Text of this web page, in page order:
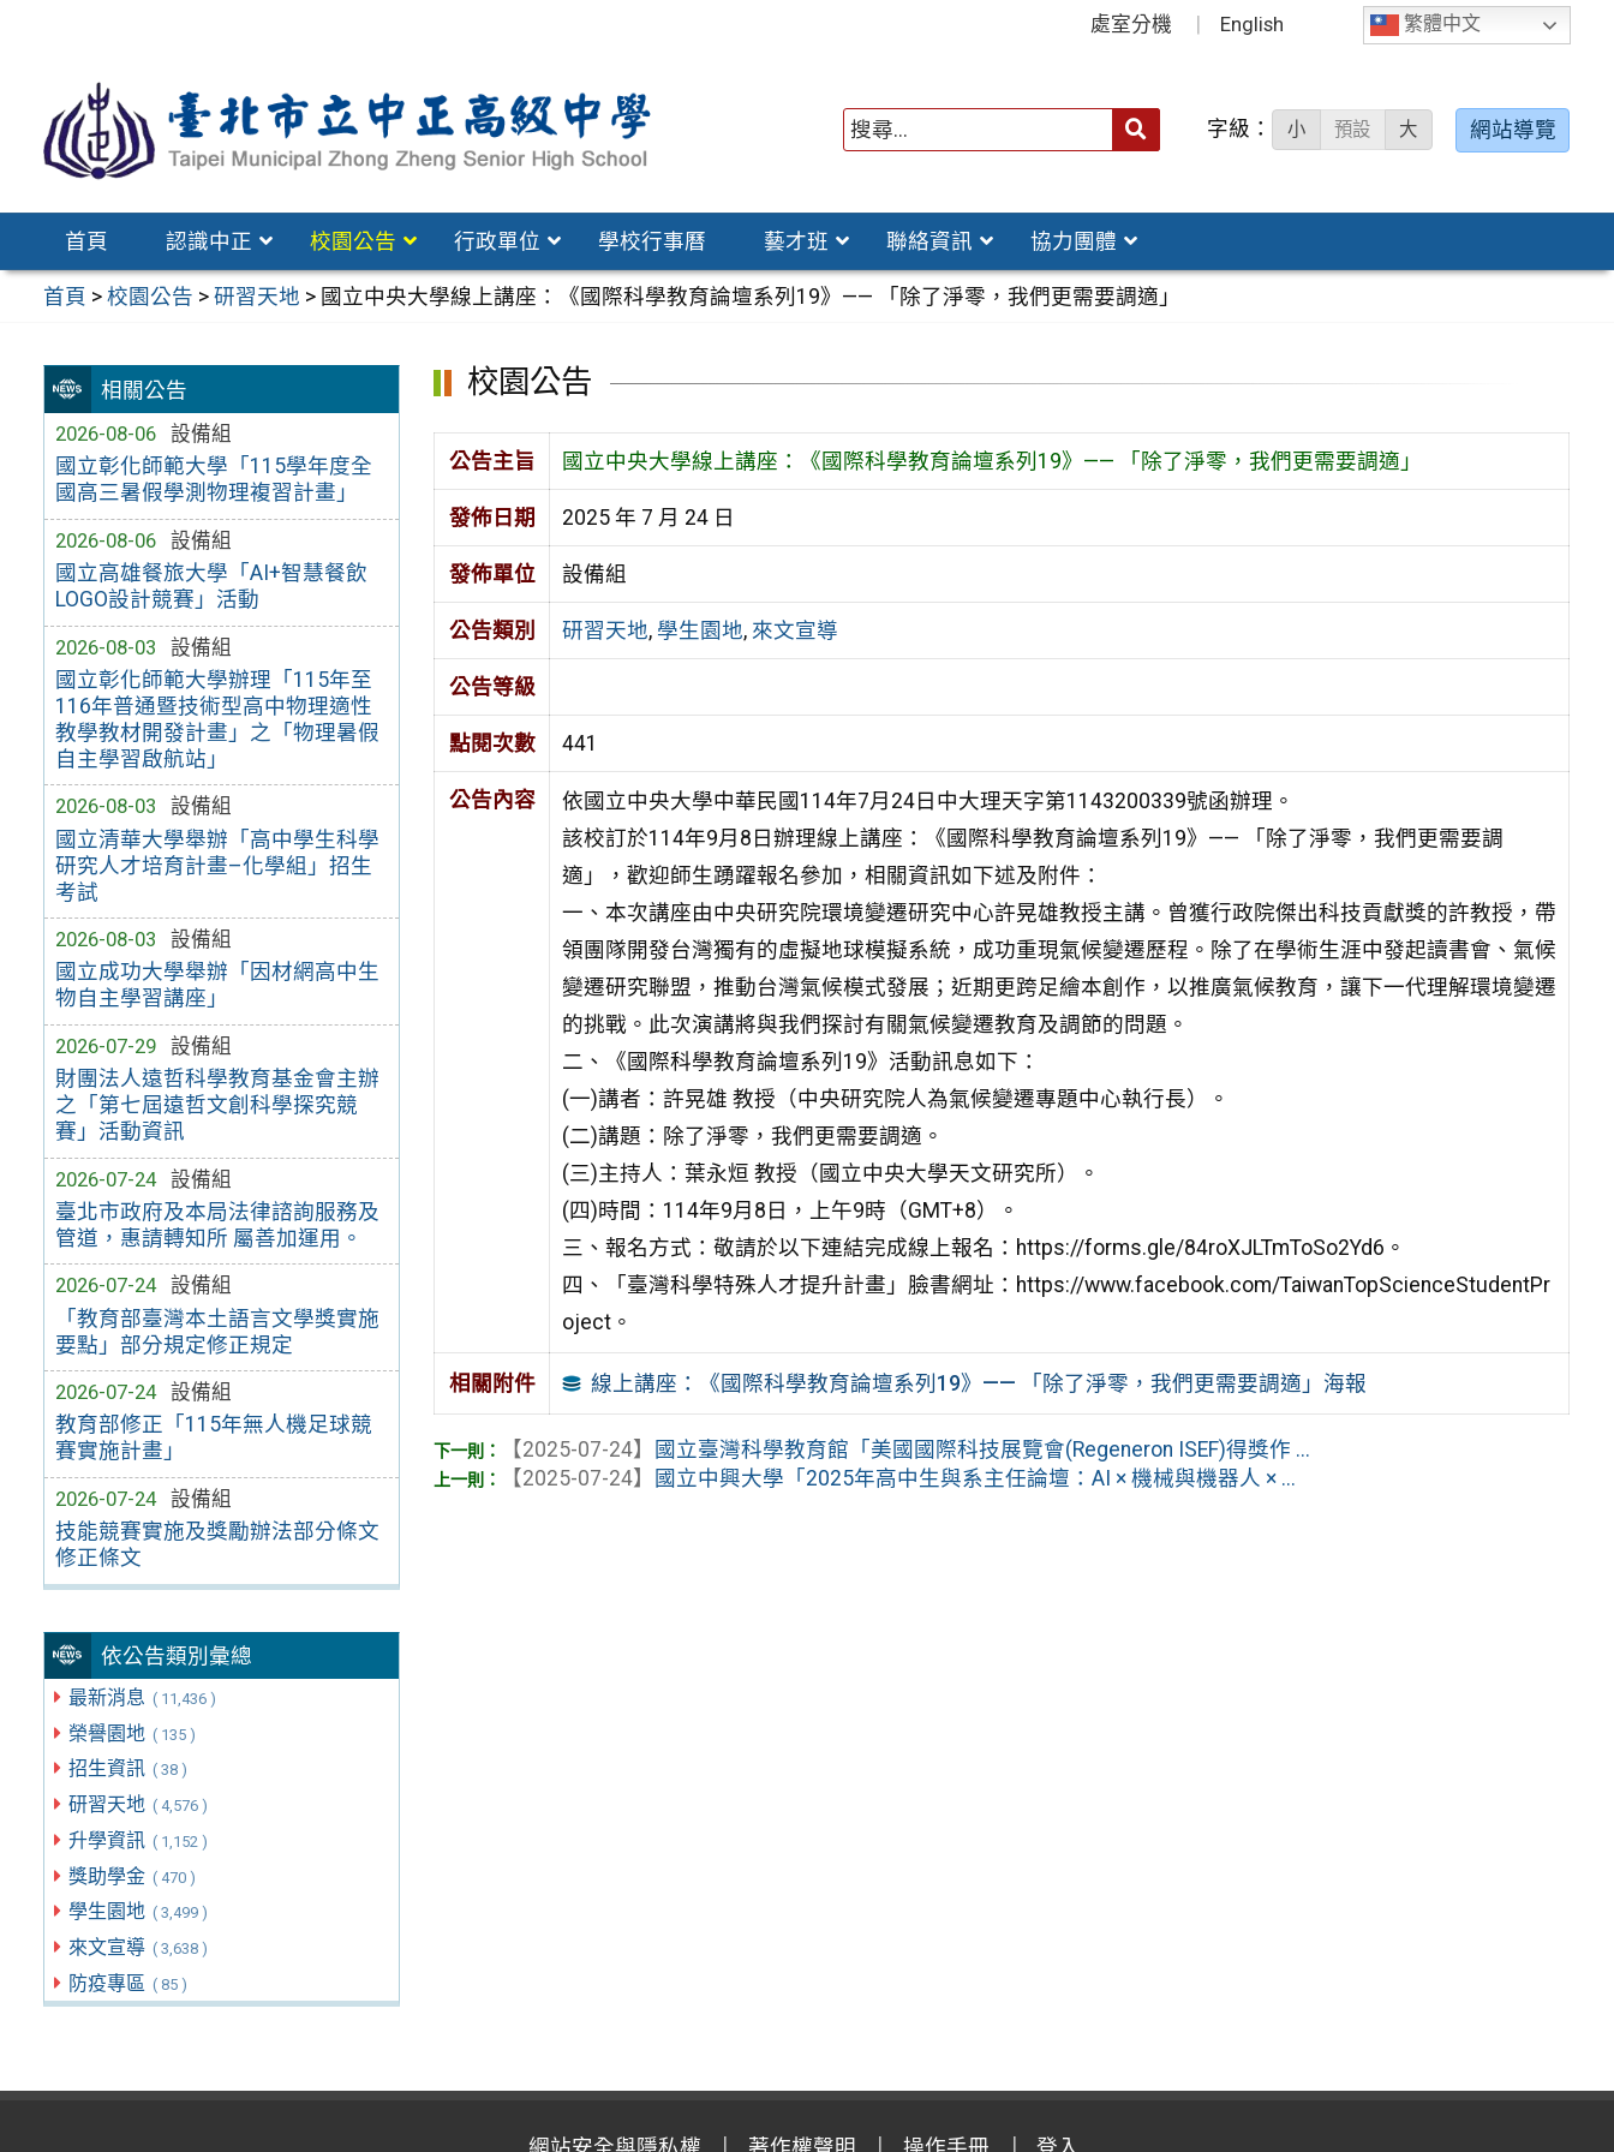
區
繁體中文
處室分機 English
字級： 小 預設 大 網站導覽
首頁 認識中正 校園公告 行政單位 學校行事曆 藝才班 聯絡資訊 協力團體
首頁 >校園公告 >研習天地 > 國立中央大學線上講座：《國際科學教育論壇系列19》—— 「除了淨零，我們更需要調適」
相關公告
2026-08-06
設備組
國立彰化師範大學「115學年度全
國高三暑假學測物理複習計畫」
2026-08-06
設備組
國立高雄餐旅大學「AI+智慧餐飲
LOGO設計競賽」活動
2026-08-03
設備組
國立彰化師範大學辦理「115年至
116年普通暨技術型高中物理適性
教學教材開發計畫」之「物理暑假
自主學習啟航站」
2026-08-03
設備組
國立清華大學舉辦「高中學生科學
研究人才培育計畫–化學組」招生
考試
2026-08-03
設備組
國立成功大學舉辦「因材網高中生
物自主學習講座」
2026-07-29
設備組
財團法人遠哲科學教育基金會主辦
之「第七屆遠哲文創科學探究競
賽」活動資訊
2026-07-24
設備組
臺北市政府及本局法律諮詢服務及
管道，惠請轉知所 屬善加運用。
2026-07-24
設備組
「教育部臺灣本土語言文學獎實施
要點」部分規定修正規定
2026-07-24
設備組
教育部修正「115年無人機足球競
賽實施計畫」
2026-07-24
設備組
技能競賽實施及獎勵辦法部分條文
修正條文
依公告類別彙總
最新消息 ( 11,436 )
榮譽園地 ( 135 )
招生資訊 ( 38 )
研習天地 ( 4,576 )
升學資訊 ( 1,152 )
獎助學金 ( 470 )
學生園地 ( 3,499 )
來文宣導 ( 3,638 )
防疫專區 ( 85 )
校園公告
公告主旨 國立中央大學線上講座：《國際科學教育論壇系列19》—— 「除了淨零，我們更需要調適」
發佈日期 2025 年 7 月 24 日
發佈單位 設備組
公告類別 研習天地, 學生園地, 來文宣導
公告等級
點閱次數 441
公告內容
依國立中央大學中華民國114年7月24日中大理天字第1143200339號函辦理。
該校訂於114年9月8日辦理線上講座：《國際科學教育論壇系列19》—— 「除了淨零，我們更需要調
適」，歡迎師生踴躍報名參加，相關資訊如下述及附件：
一、本次講座由中央研究院環境變遷研究中心許晃雄教授主講。曾獲行政院傑出科技貢獻獎的許教授，帶
領團隊開發台灣獨有的虛擬地球模擬系統，成功重現氣候變遷歷程。除了在學術生涯中發起讀書會、氣候
變遷研究聯盟，推動台灣氣候模式發展；近期更跨足繪本創作，以推廣氣候教育，讓下一代理解環境變遷
的挑戰。此次演講將與我們探討有關氣候變遷教育及調節的問題。
二、《國際科學教育論壇系列19》活動訊息如下：
(一)講者：許晃雄 教授（中央研究院人為氣候變遷專題中心執行長）。
(二)講題：除了淨零，我們更需要調適。
(三)主持人：葉永烜 教授（國立中央大學天文研究所）。
(四)時間：114年9月8日，上午9時（GMT+8）。
三、報名方式：敬請於以下連結完成線上報名：https://forms.gle/84roXJLTmToSo2Yd6。
四、「臺灣科學特殊人才提升計畫」臉書網址：https://www.facebook.com/TaiwanTopScienceStudentPr
oject。
相關附件 線上講座：《國際科學教育論壇系列19》—— 「除了淨零，我們更需要調適」海報
【2025-07-24】
國立臺灣科學教育館「美國國際科技展覽會(Regeneron ISEF)得獎作 ...
【2025-07-24】
國立中興大學「2025年高中生與系主任論壇：AI × 機械與機器人 × ...